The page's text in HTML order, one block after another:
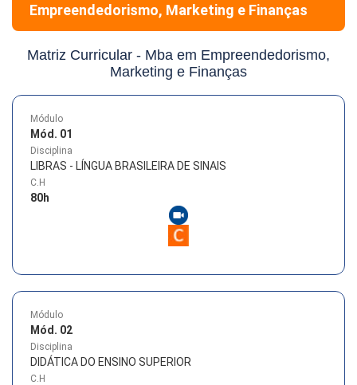
Empreendedorismo, Marketing e Finanças
Matriz Curricular - Mba em Empreendedorismo,
Marketing e Finanças
Módulo
Mód. 01
Disciplina
LIBRAS - LÍNGUA BRASILEIRA DE SINAIS
C.H
80h
Módulo
Mód. 02
Disciplina
DIDÁTICA DO ENSINO SUPERIOR
C.H